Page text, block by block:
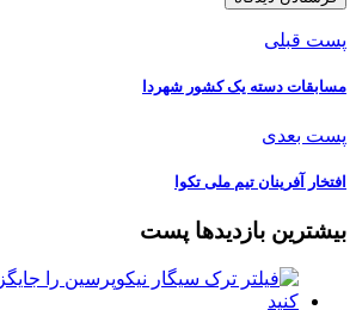
پست قبلی
مسابقات دسته یک کشور شهردا
پست بعدی
افتخار آفرینان تیم ملی تکوا
بیشترین بازدیدها پست